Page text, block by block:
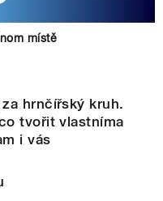
místě
hrnčířský kruh.
tvořit vlastníma
i vás